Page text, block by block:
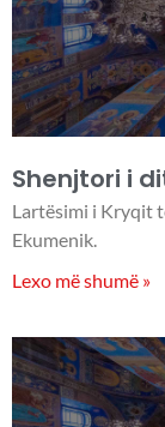
Shenjtori i
Lartësimi i Kryqit
Ekumenik.
Lexo më shumë »